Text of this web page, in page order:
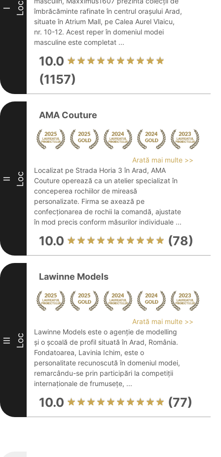
I Loc
îmbrăcăminte rafinate în centrul orașului Arad,
situate în Atrium Mall, pe Calea Aurel Vlaicu,
nr. 10-12. Acest reper în domeniul modei
masculine este completat ...
10.0
(1157)
II Loc
AMA Couture
Arată mai multe >>
Localizat pe Strada Horia 3 în Arad, AMA
Couture operează ca un atelier specializat în
conceperea rochiilor de mireasă
personalizate. Firma se axează pe
confecționarea de rochii la comandă, ajustate
în mod precis conform măsurilor individuale ...
10.0 (78)
III Loc
Lawinne Models
Arată mai multe >>
Lawinne Models este o agenție de modelling
și o școală de profil situată în Arad, România.
Fondatoarea, Lavinia Ichim, este o
personalitate recunoscută în domeniul modei,
remarcându-se prin participări la competiții
internaționale de frumusețe, ...
10.0 (77)